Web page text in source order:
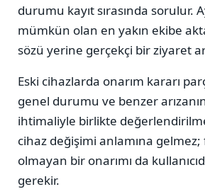
durumu kayıt sırasında sorulur.
mümkün olan en yakın ekibe
sözü yerine gerçekçi bir ziyaret
Eski cihazlarda onarım kararı
genel durumu ve benzer
ihtimaliyle birlikte
cihaz değişimi anlamına
olmayan bir onarımı da
gerekir.